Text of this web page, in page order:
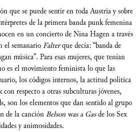
que se puede sentir en toda Austria y sobre
de la primera banda punk femenina
en un concierto de Nina Hagen a través
el semanarioFalterque decía: “banda de
música”. Para esas mujeres, que tenían
es el movimiento feminista lo que las
los códigos internos, la actitud política
respecto a otras subculturas jóvenes,
son los elementos que dan sentido al grupo
de la canciónBelson was a Gasde los Sex
y animosidades.